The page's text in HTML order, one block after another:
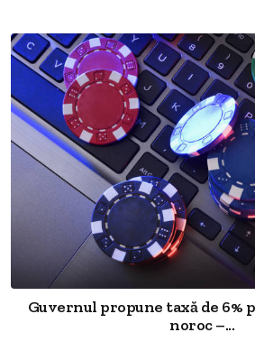
Guvernul propune taxă de 6%
noroc –...